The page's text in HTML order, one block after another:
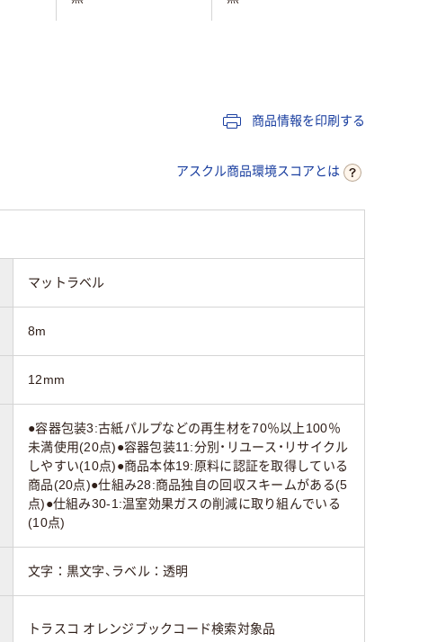
商品情報を印刷する
アスクル商品環境スコアとは
マットラベル
8m
12mm
●容器包装3:古紙パルプなどの再生材を70％以上100％
未満使用(20点)●容器包装11:分別・リユース・リサイクル
しやすい(10点)●商品本体19:原料に認証を取得している
商品(20点)●仕組み28:商品独自の回収スキームがある(5
点)●仕組み30-1:温室効果ガスの削減に取り組んでいる
(10点)
文字：黒文字、ラベル：透明
トラスコ オレンジブックコード検索対象品